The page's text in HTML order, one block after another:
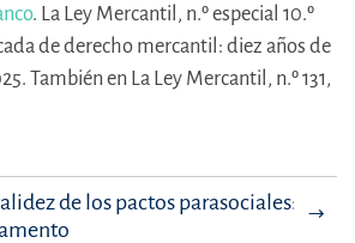
. La Ley Mercantil, n.º especial 10.º
de derecho mercantil: diez años de
También en La Ley Mercantil, n.º 131,
de los pactos parasociales: